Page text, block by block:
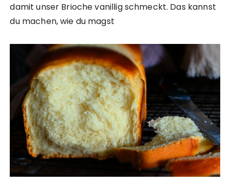
damit unser Brioche vanillig schmeckt. Das kannst
du machen, wie du magst